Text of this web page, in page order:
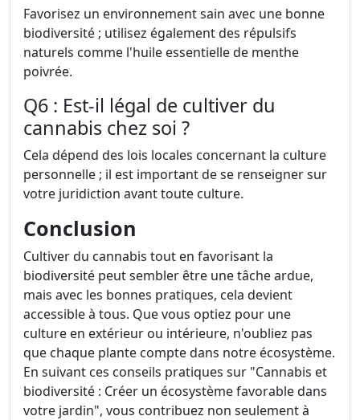
Favorisez un environnement sain avec une bonne
biodiversité ; utilisez également des répulsifs
naturels comme l'huile essentielle de menthe
poivrée.
Q6 : Est-il légal de cultiver du
cannabis chez soi ?
Cela dépend des lois locales concernant la culture
personnelle ; il est important de se renseigner sur
votre juridiction avant toute culture.
Conclusion
Cultiver du cannabis tout en favorisant la
biodiversité peut sembler être une tâche ardue,
mais avec les bonnes pratiques, cela devient
accessible à tous. Que vous optiez pour une
culture en extérieur ou intérieure, n'oubliez pas
que chaque plante compte dans notre écosystème.
En suivant ces conseils pratiques sur "Cannabis et
biodiversité : Créer un écosystème favorable dans
votre jardin", vous contribuez non seulement à